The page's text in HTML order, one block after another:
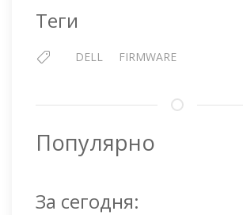
Теги
DELL FIRMWARE
Популярно
За сегодня: